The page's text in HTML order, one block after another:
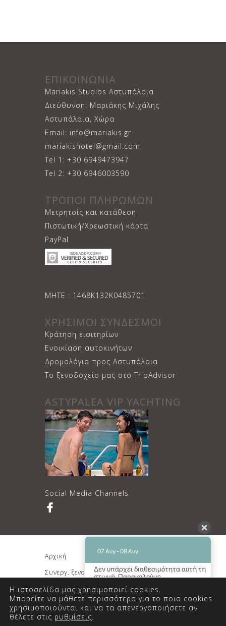
ΕΠΙΚΟΙΝΩΝΙΑ
Mariakis Studios Αστυπάλαια
Διεύθυνση: Μαριάκης Μιχάλης
Αστυπάλαια, Χώρα
Email: info@mariakis.gr
mariakishotel@gmail.com
Tel 1: +30 6949473947
Tel 2: +30 6946003590
ΤΡΟΠΟΙ ΠΛΗΡΩΜΩΝ
Μετρητοίς και κατάθεση
Πιστωτική/Χρεωστική κάρτα
PayPal
ΜΗΤΕ : 1468Κ132Κ0485701
ΧΡΗΣΙΜΟΙ ΣΥΝΔΕΣΜΟΙ
Κράτηση εισιτηρίων
Ενοικίαση αυτοκινήτων
Δρομολόγια προς Αστυπάλαια
Το ξενοδοχείο μας στο TripAdvisor
ASTYPALEA VIP YACHTING
Social Media Channels
Αρχική
Διαμονή
Συνεργ. ξενοδοχείο
Κρατήσεις
Επικοινωνία
© Copyright 2018 Mariakis Luxury
Η ιστοσελίδα μας χρησιμοποιεί cookies.
Μπορείτε να μάθετε περισσότερα για το ποια cookies
χρησιμοποιούνται και να τα απενεργοποιήσετε αν
θέλετε στις ρυθμίσεις.
07 Αυγ - 08 Αυγ
Δεν υπάρχει διαθεσιμότητα αυτή τη
στιγμή. Παρακαλούμε
περισσότερες πληροφορίες.
9.3 / 10 (110 Κριτικές)